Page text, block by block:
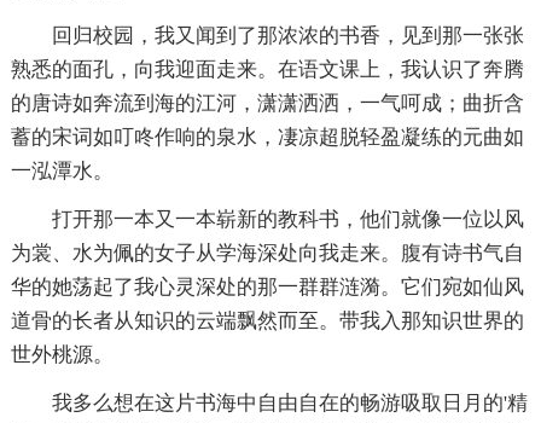
回归校园，我又闻到了那浓浓的书香，见到那一张张
熟悉的面孔，向我迎面走来。在语文课上，我认识了奔腾
的唐诗如奔流到海的江河，潇潇洒洒，一气呵成；曲折含
蓄的宋词如叮咚作响的泉水，凄凉超脱轻盈凝练的元曲如
一泓潭水。
打开那一本又一本崭新的教科书，他们就像一位以风
为裳、水为佩的女子从学海深处向我走来。腹有诗书气自
华的她荡起了我心灵深处的那一群群涟漪。它们宛如仙风
道骨的长者从知识的云端飘然而至。带我入那知识世界的
世外桃源。
我多么想在这片书海中自由自在的畅游吸取日月的'精